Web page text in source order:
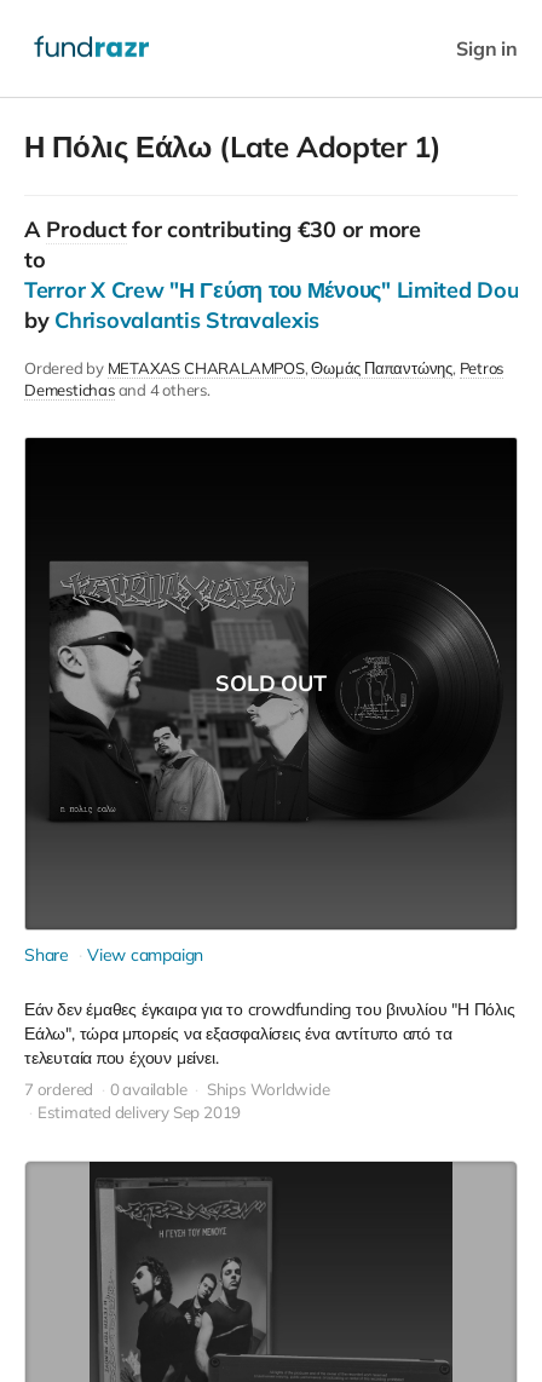
Sign in
Η Πόλις Εάλω (Late Adopter 1)
A Productfor contributing €30 or more
to
Terror X Crew "Η Γεύση του Μένους" Limited
by Chrisovalantis Stravalexis
Ordered by METAXAS CHARALAMPOS Θωμάς Παπαντώνης Petros
Demestichas and 4 others.
SOLD OUT
Share View campaign
Εάν δεν έμαθες έγκαιρα για το crowdfunding του βινυλίου "Η Πόλις
Εάλω", τώρα μπορείς να εξασφαλίσεις ένα αντίτυπο από τα
τελευταία που έχουν μείνει.
7 ordered 0 available
Ships Worldwide
Estimated delivery Sep 2019